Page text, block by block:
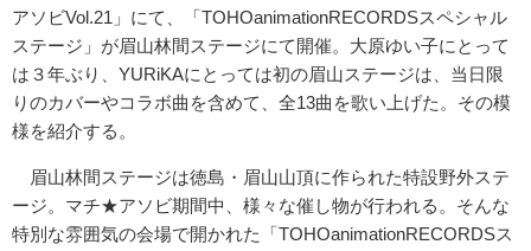
アソビVol.21」にて、「TOHOanimationRECORDSスペシャル
ステージ」が眉山林間ステージにて開催。大原ゆい子にとって
は３年ぶり、YURiKAにとっては初の眉山ステージは、当日限
りのカバーやコラボ曲を含めて、全13曲を歌い上げた。その模
様を紹介する。
眉山林間ステージは徳島・眉山山頂に作られた特設野外ステ
ージ。マチ★アソビ期間中、様々な催し物が行われる。そんな
特別な雰囲気の会場で開かれた「TOHOanimationRECORDSス